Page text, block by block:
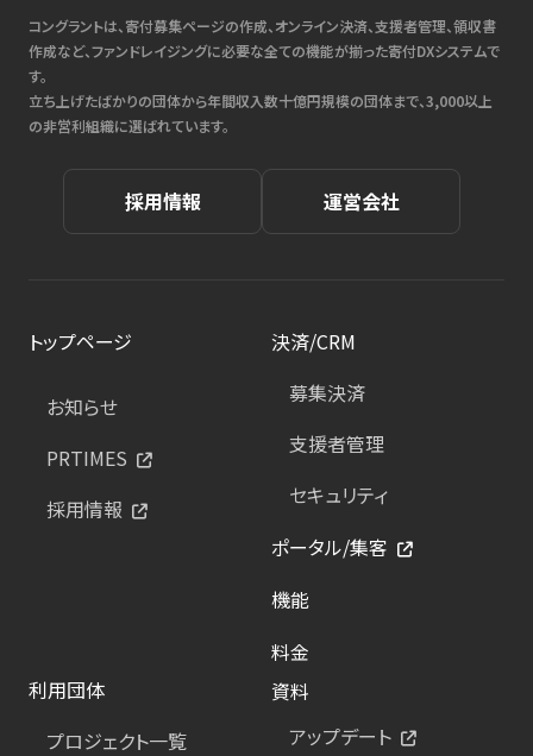
コングラントは、寄付募集ページの作成、オンライン決済、支援者管理、領収書
作成など、ファンドレイジングに必要な全ての機能が揃った寄付DXシステムで
す。
立ち上げたばかりの団体から年間収入数十億円規模の団体まで、3,000以上
の非営利組織に選ばれています。
採用情報 運営会社
トップページ
お知らせ
PRTIMES
採用情報
決済/CRM
募集決済
支援者管理
セキュリティ
ポータル/集客
機能
料金
利用団体
プロジェクト一覧
資料
アップデート